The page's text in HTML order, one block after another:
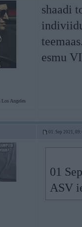
Angeles
shaadi
esmu
01. Sep 2021,
01
ASV